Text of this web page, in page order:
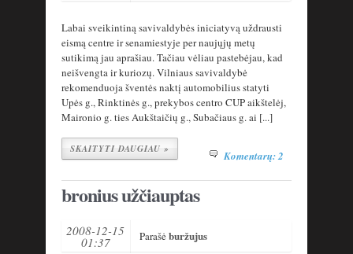
Labai sveikintiną savivaldybės iniciatyvą uždrausti
eismą centre ir senamiestyje per naujųjų metų
sutikimą jau aprašiau. Tačiau vėliau pastebėjau, kad
neišvengta ir kuriozų. Vilniaus savivaldybė
rekomenduoja šventės naktį automobilius statyti
Upės g., Rinktinės g., prekybos centro CUP aikštelėj,
Maironio g. ties Aukštaičių g., Subačiaus g. ai [...]
SKAITYTI DAUGIAU » Komentarų: 2
bronius užčiauptas
2008-12-15
01:37 Parašėburžujus